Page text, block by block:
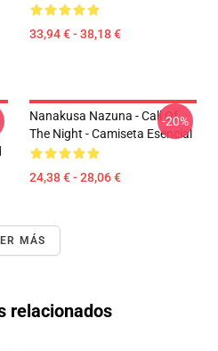
33,94 € - 38,18 €
Nanakusa Nazuna - Call Of
The Night - Camiseta Esencial
24,38 € - 28,06 €
-20%
MÁS
relacionados